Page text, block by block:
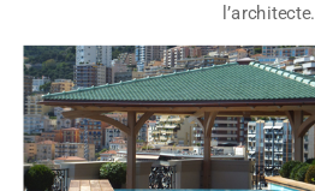
l’architecte.